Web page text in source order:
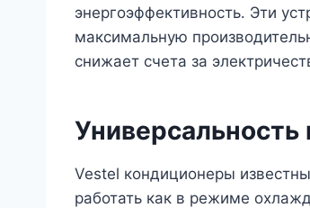
энергоэффективность․ Эти
максимальную
снижает счета за
Vestel кондиционеры
работать как в режиме